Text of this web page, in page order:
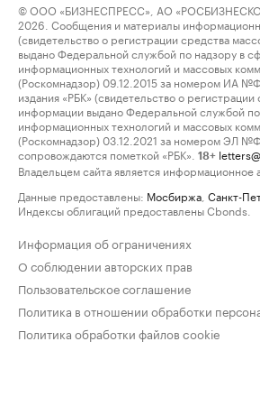
© ООО «БИЗНЕСПРЕСС», АО
2026. Сообщения и материалы
(свидетельство о регистрации средства
выдано Федеральной службой по надзору в
информационных технологий и массовых
(Роскомнадзор) 09.12.2015 за номером ИА
издания «РБК» (свидетельство о
информации выдано Федеральной службой
информационных технологий и массовых
(Роскомнадзор) 03.12.2021 за номером ЭЛ
сопровождаются пометкой «РБК».
18+
Владельцем сайта является информационное
Данные предоставлены: Мосбиржа Санкт-
Индексы облигаций предоставлены Cbonds.
Информация об ограничениях
О соблюдении авторских прав
Пользовательское соглашение
Политика в отношении обработки
Политика обработки файлов cookie